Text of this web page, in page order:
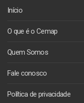
Início
O que é o Cemap
Quem Somos
Fale conosco
Política de privacidade